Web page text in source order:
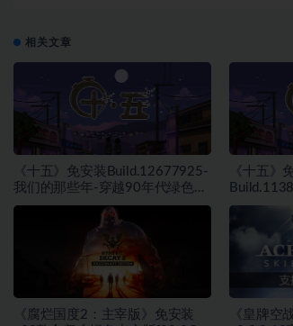
相关文章
《十五》免安装Build.12677925-
我们的那些年-穿越90年代绿色中
文版[1.75 GB][百度网盘]
《十五》
代绿色中
《腐烂国度2：主宰版》免安装
《皇牌空